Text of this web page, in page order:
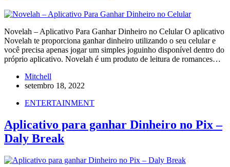
Novelah – Aplicativo Para Ganhar Dinheiro no Celular O aplicativo
Novelah te proporciona ganhar dinheiro utilizando o seu celular e
você precisa apenas jogar um simples joguinho disponível dentro do
próprio aplicativo. Novelah é um produto de leitura de romances…
Mitchell
setembro 18, 2022
ENTERTAINMENT
Aplicativo para ganhar Dinheiro no Pix –
Daly Break